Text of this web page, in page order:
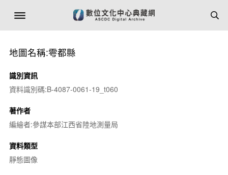
地圖名稱:雩都縣
識別資訊
資料識別碼:B-4087-0061-19_t060
著作者
編繪者:參謀本部江西省陸地測量局
資料類型
靜態圖像